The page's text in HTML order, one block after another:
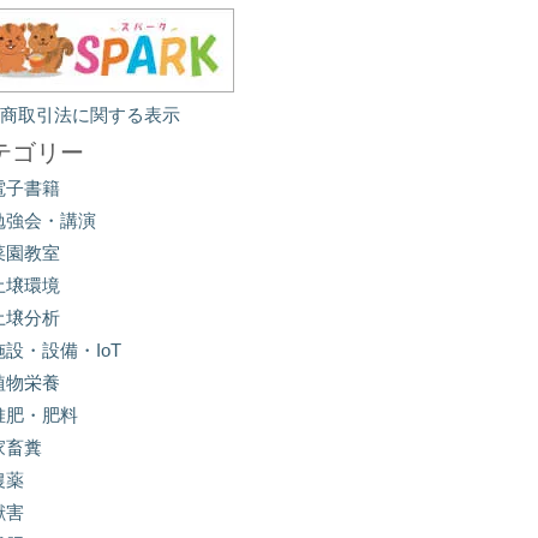
取引法に関する表示
ゴリー
子書籍
強会・講演
園教室
壌環境
壌分析
設・設備・IoT
物栄養
肥・肥料
畜糞
薬
害